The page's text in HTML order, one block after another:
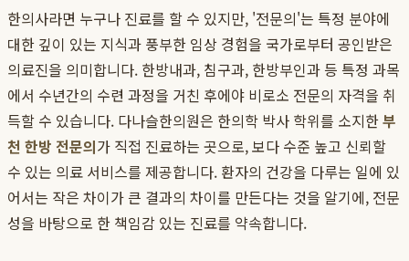
한의사라면 누구나 진료를 할 수 있지만, '전문의'는 특정 분야에
대한 깊이 있는 지식과 풍부한 임상 경험을 국가로부터 공인받은
의료진을 의미합니다. 한방내과, 침구과, 한방부인과 등 특정 과목
에서 수년간의 수련 과정을 거친 후에야 비로소 전문의 자격을 취
득할 수 있습니다. 다나슬한의원은 한의학 박사 학위를 소지한부
천 한방 전문의가 직접 진료하는 곳으로, 보다 수준 높고 신뢰할
수 있는 의료 서비스를 제공합니다. 환자의 건강을 다루는 일에 있
어서는 작은 차이가 큰 결과의 차이를 만든다는 것을 알기에, 전문
성을 바탕으로 한 책임감 있는 진료를 약속합니다.